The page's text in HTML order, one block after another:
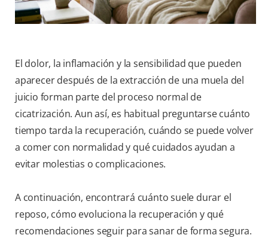
El dolor, la inflamación y la sensibilidad que pueden
aparecer después de la extracción de una muela del
juicio forman parte del proceso normal de
cicatrización. Aun así, es habitual preguntarse cuánto
tiempo tarda la recuperación, cuándo se puede volver
a comer con normalidad y qué cuidados ayudan a
evitar molestias o complicaciones.
A continuación, encontrará cuánto suele durar el
reposo, cómo evoluciona la recuperación y qué
recomendaciones seguir para sanar de forma segura.